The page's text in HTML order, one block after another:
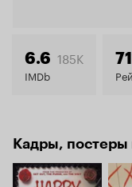
6.6 185K
IMDb
Кадры, постеры